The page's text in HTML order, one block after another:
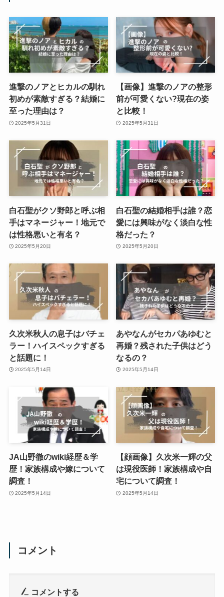
進撃のノアとヒカルの馴れ
初めが素敵すぎる？結婚に
至った理由は？
2025年5月31日
【画像】進撃のノアの整形
前が可愛くない?現在の姿
と比較！
2025年5月31日
白石聖がクソ野郎と呼ぶ相
手はマネージャー！地元で
は性格悪いと有名？
2025年5月20日
白石聖の結婚相手は誰？恋
愛には興味がなく淡白な性
格だった？
2025年5月20日
久次米秋人の息子はバチェ
ラー！ハイスペックすぎる
と話題に！
2025年5月14日
あやなんがセカパあゆむと
再婚？残された子供はどう
なるの？
2025年5月14日
JA山野徹のwiki経歴＆学
歴！家族構成や嫁について
調査！
2025年5月14日
【顔画像】久次米一輝の父
は現役医師！家族構成や自
宅について調査！
2025年5月14日
コメント
コメントする